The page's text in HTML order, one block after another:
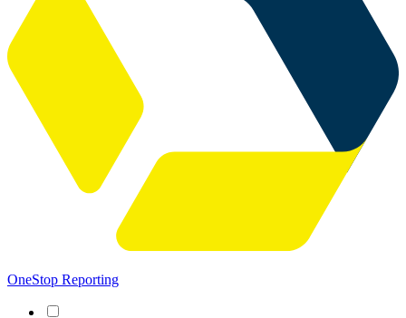
OneStop Reporting